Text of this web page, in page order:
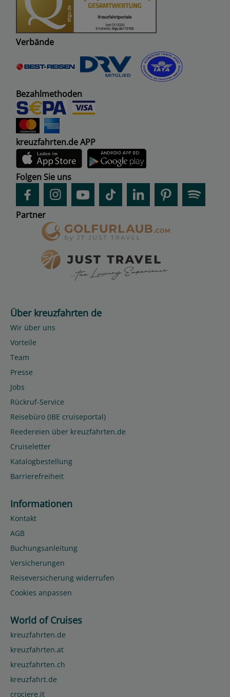
Verbände
Bezahlmethoden
kreuzfahrten.de APP
Folgen Sie uns
Partner
Über kreuzfahrten de
Wir über uns
Vorteile
Team
Presse
Jobs
Rückruf-Service
Reisebüro (IBE cruiseportal)
Reedereien über kreuzfahrten.de
Cruiseletter
Katalogbestellung
Barrierefreiheit
Informationen
Kontakt
AGB
Buchungsanleitung
Versicherungen
Reiseversicherung widerrufen
Cookies anpassen
World of Cruises
kreuzfahrten.de
kreuzfahrten.at
kreuzfahrten.ch
kreuzfahrt.de
crociere.it